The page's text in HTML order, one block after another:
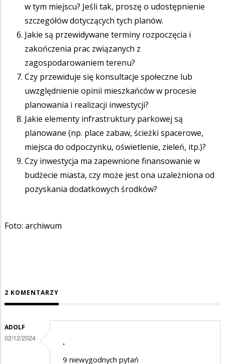
w tym miejscu? Jeśli tak, proszę o udostępnienie
szczegółów dotyczących tych planów.
Jakie są przewidywane terminy rozpoczęcia i
zakończenia prac związanych z
zagospodarowaniem terenu?
Czy przewiduje się konsultacje społeczne lub
uwzględnienie opinii mieszkańców w procesie
planowania i realizacji inwestycji?
Jakie elementy infrastruktury parkowej są
planowane (np. place zabaw, ścieżki spacerowe,
miejsca do odpoczynku, oświetlenie, zieleń, itp.)?
Czy inwestycja ma zapewnione finansowanie w
budżecie miasta, czy może jest ona uzależniona od
pozyskania dodatkowych środków?
Foto: archiwum
2 KOMENTARZY
ADOLF
02/12/2024 .
9 niewygodnych pytań